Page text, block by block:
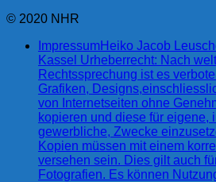
© 2020 NHR
ImpressumHeiko Jacob
Kassel Urheberrecht: Nach
Rechtssprechung ist es
Grafiken,
von Internetseiten ohne
kopieren und diese für eigene,
gewerbliche, Zwecke
Kopien müssen mit einem
versehen sein. Dies gilt auch
Fotografien. Es können